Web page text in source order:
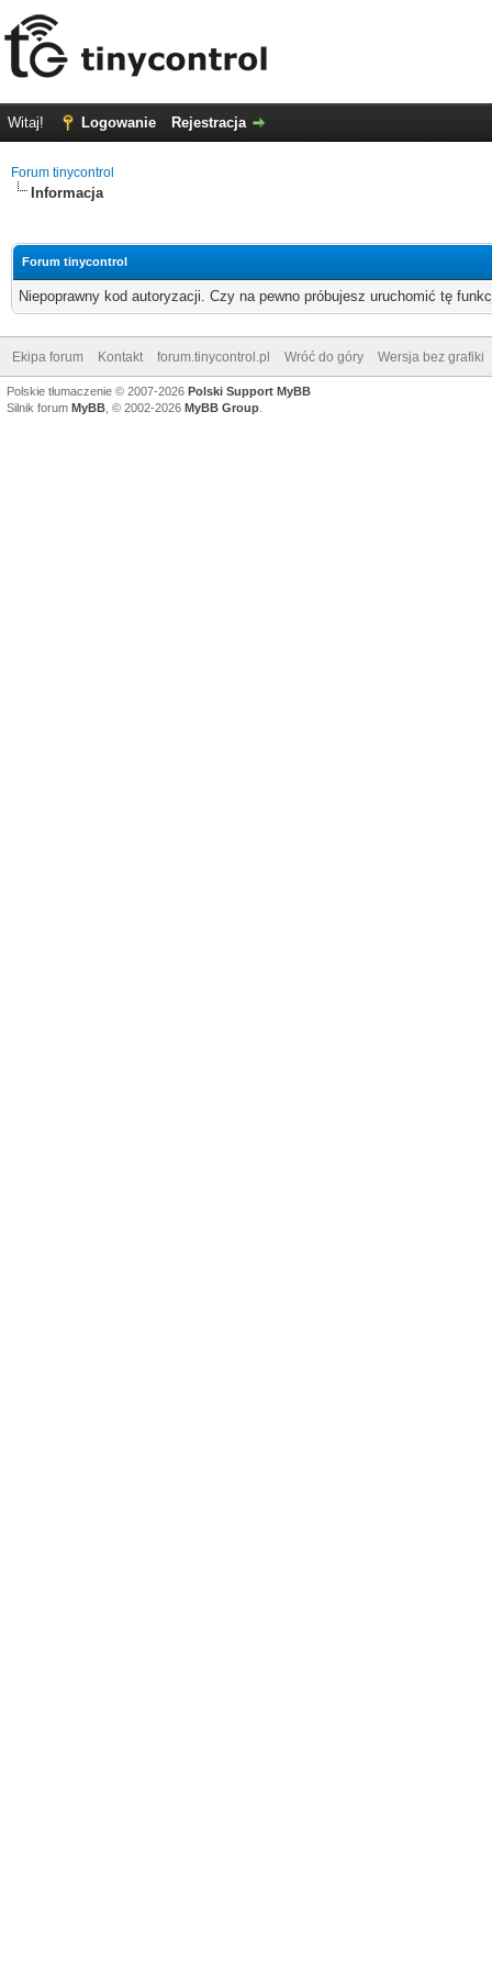
Witaj! Logowanie Rejestracja
Forum tinycontrol
Informacja
Forum tinycontrol
Niepoprawny kod autoryzacji. Czy na pewno próbujesz uruchomić tę
Ekipa forum Kontakt forum.tinycontrol.pl Wróć do góry Wersja bez grafiki
Polskie tłumaczenie © 2007-2026 Polski Support MyBB
Silnik forum MyBB , © 2002-2026 MyBB Group